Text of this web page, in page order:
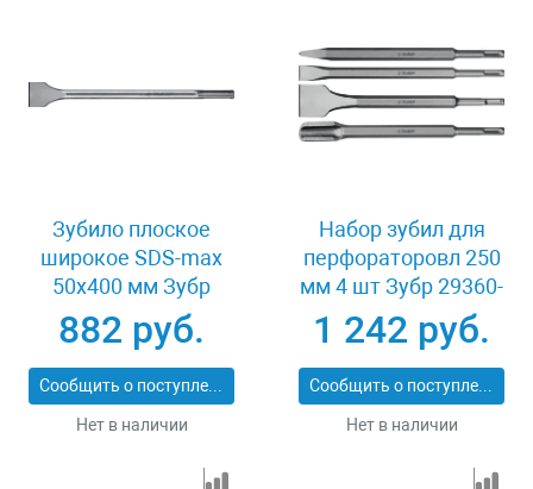
Зубило плоское
широкое SDS-max
50x400 мм Зубр
ПРОФЕССИОНАЛ
29384-50-400_z01
882 руб.
Сообщить о поступлении
Нет в наличии
Набор зубил для
перфораторовл 250
мм 4 шт Зубр 29360-
H4_z01
1 242 руб.
Сообщить о поступлении
Нет в наличии